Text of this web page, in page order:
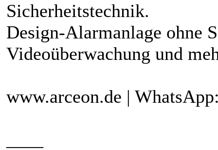
Sicherheitstechnik.
Design-Alarmanlage ohne
Videoüberwachung und
www.arceon.de |